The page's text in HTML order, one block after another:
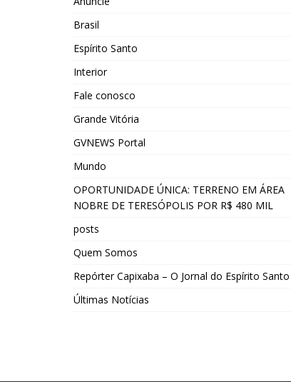
Brasil
Espírito Santo
Interior
Fale conosco
Grande Vitória
GVNEWS Portal
Mundo
OPORTUNIDADE ÚNICA: TERRENO EM ÁREA
NOBRE DE TERESÓPOLIS POR R$ 480 MIL
posts
Quem Somos
Repórter Capixaba – O Jornal do Espírito Santo
Últimas Notícias